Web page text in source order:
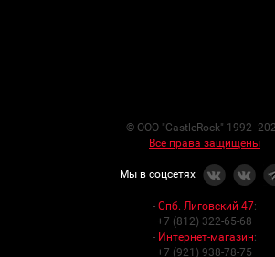
© ООО "CastleRock" 1992-
Все права защищены
Мы в соцсетях
- Спб. Лиговский 47:
+7 (812) 322-65-68
- Интернет-магазин:
+7 (921) 938-78-75